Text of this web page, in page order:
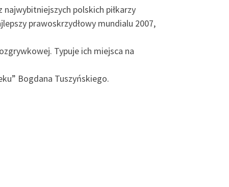
polskich piłkarzy
prawoskrzydłowy mundialu 2007,
Typuje ich miejsca na
Bogdana Tuszyńskiego.